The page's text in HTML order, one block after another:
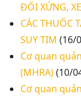
ĐỐI XỨNG,
CÁC THUỐC
SUY TIM (16/
Cơ quan
(MHRA)(10/
Cơ quan